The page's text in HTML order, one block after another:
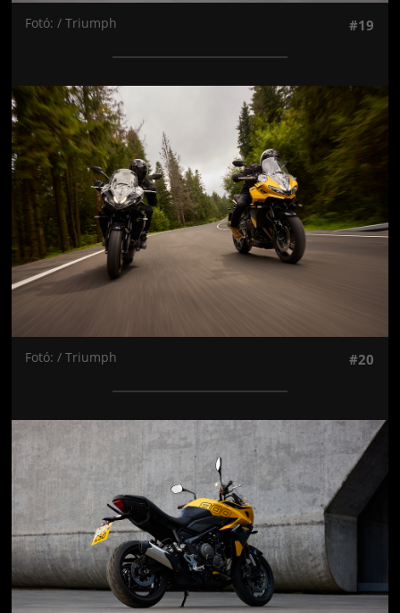
Fotó: / Triumph #19
Jön még kép!
Fotó: / Triumph #20
Jön még kép!